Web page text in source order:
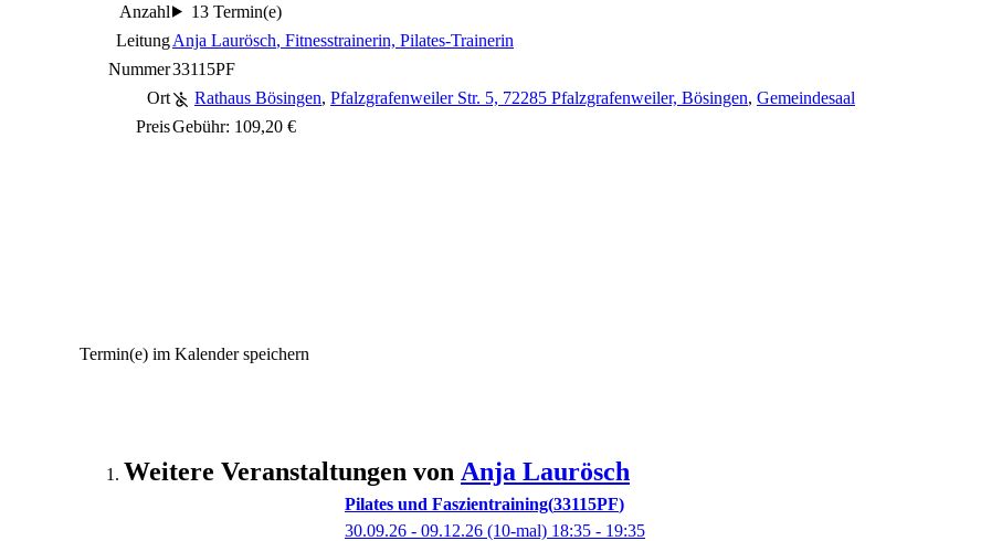
Anzahl
13 Termin(e)
LeitungAnja Laurösch, Fitnesstrainerin, Pilates-Trainerin
Nummer33115PF
Ort
Rathaus Bösingen, Pfalzgrafenweiler Str. 5, 72285 Pfalzgrafenweiler, Bösingen, Gemeindesaal
PreisGebühr: 109,20 €
Termin(e) im Kalender speichern
Weitere Veranstaltungen von Anja Laurösch
Pilates und Faszientraining 33115PF
30.09.26 - 09.12.26 (10-mal) 18:35 - 19:35